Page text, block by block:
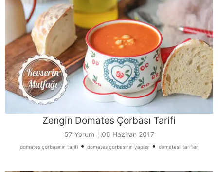
Zengin Domates Çorbası Tarifi
57 Yorum 06 Haziran 2017
domates çorbasının tarifi • domates çorbasının yapılışı • domatesli tarifler